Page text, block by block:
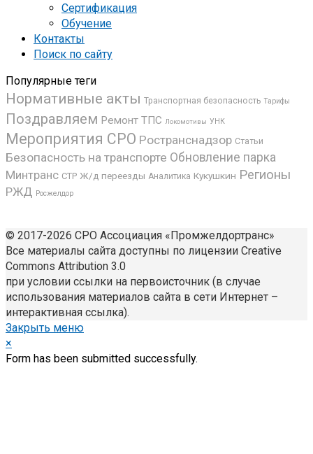
Сертификация
Обучение
Контакты
Поиск по сайту
Популярные теги
Нормативные акты Транспортная безопасность Тарифы
Поздравляем Ремонт ТПС Локомотивы УНК
Мероприятия СРО Ространснадзор Статьи
Безопасность на транспорте Обновление парка
Минтранс СТР Ж/д переезды Аналитика Кукушкин Регионы
РЖД Росжелдор
© 2017-2026 СРО Ассоциация «Промжелдортранс»
Все материалы сайта доступны по лицензии Creative
Commons Attribution 3.0
при условии ссылки на первоисточник (в случае
использования материалов сайта в сети Интернет –
интерактивная ссылка).
Закрыть меню
×
Form has been submitted successfully.